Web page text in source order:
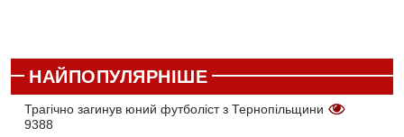
НАЙПОПУЛЯРНІШЕ
Трагічно загинув юний футболіст з Тернопільщини
9388